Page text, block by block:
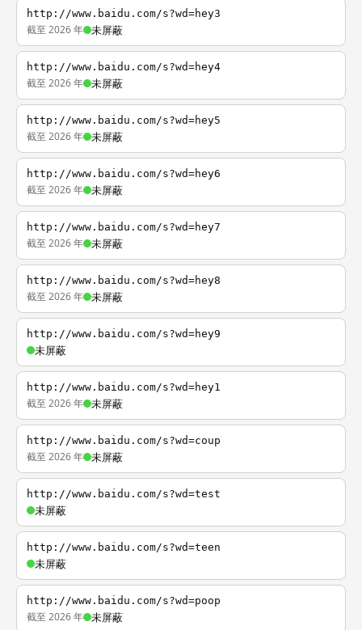
http://www.baidu.com/s?wd=hey3
截至 2026 年 未屏蔽
http://www.baidu.com/s?wd=hey4
截至 2026 年 未屏蔽
http://www.baidu.com/s?wd=hey5
截至 2026 年 未屏蔽
http://www.baidu.com/s?wd=hey6
截至 2026 年 未屏蔽
http://www.baidu.com/s?wd=hey7
截至 2026 年 未屏蔽
http://www.baidu.com/s?wd=hey8
截至 2026 年 未屏蔽
http://www.baidu.com/s?wd=hey9
未屏蔽
http://www.baidu.com/s?wd=hey1
截至 2026 年 未屏蔽
http://www.baidu.com/s?wd=coup
截至 2026 年 未屏蔽
http://www.baidu.com/s?wd=test
未屏蔽
http://www.baidu.com/s?wd=teen
未屏蔽
http://www.baidu.com/s?wd=poop
截至 2026 年 未屏蔽